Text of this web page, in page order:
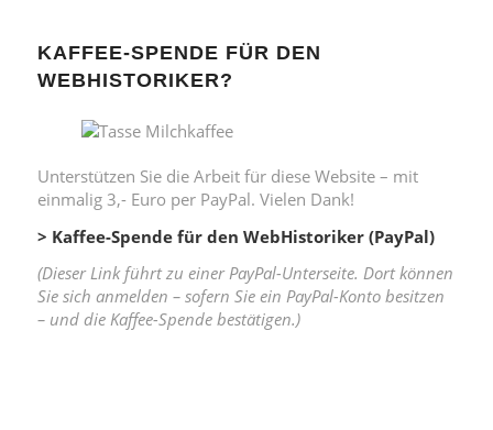
KAFFEE-SPENDE FÜR DEN
WEBHISTORIKER?
Unterstützen Sie die Arbeit für diese Website – mit
einmalig 3,- Euro per PayPal. Vielen Dank!
> Kaffee-Spende für den WebHistoriker (PayPal)
(Dieser Link führt zu einer PayPal-Unterseite. Dort können
Sie sich anmelden – sofern Sie ein PayPal-Konto besitzen
– und die Kaffee-Spende bestätigen.)